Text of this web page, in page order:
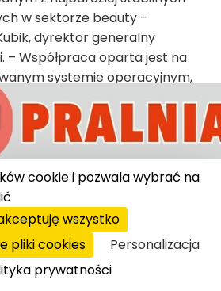
w sektorze beauty –
dyrektor generalny
– Współpraca oparta jest na
systemie operacyjnym,
uruchomienie działalności
gabinetem na co dzień.
wsparcie w zakresie
wnętrz, wdrożenia
oraz strategii marketingowej.
jest stałą opieką opiekuna
wspiera go na wszystkich
od uruchomienia, przez
po skalowanie biznesu.
cookie i pozwala wybrać na
wszystko
pliki cookies
Personalizacja
prywatności